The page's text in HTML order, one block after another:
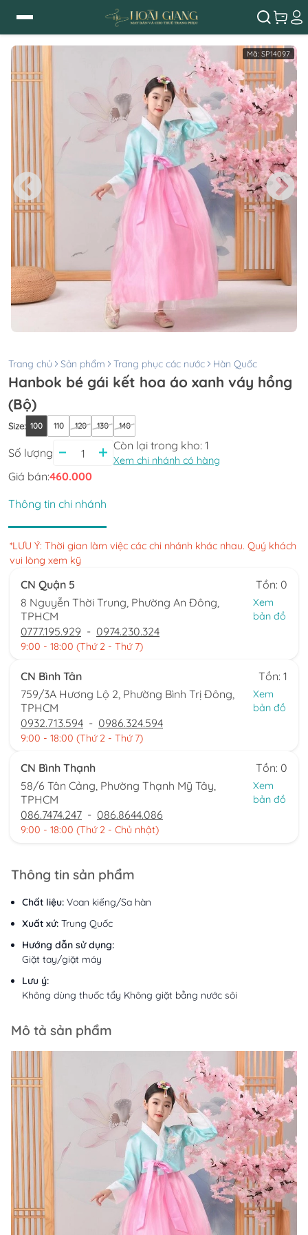
Mã: SP14097
Trang chủ Sản phẩm Trang phục các nước Hàn Quốc
Hanbok bé gái kết hoa áo xanh váy hồng
(Bộ)
Size: 100 110 120 130 140
Số lượng
Còn lại trong kho: 1
Xem chi nhánh có hàng
Giá bán:460.000
Thông tin chi nhánh
*LƯU Ý: Thời gian làm việc các chi nhánh khác nhau. Quý khách
vui lòng xem kỹ
CN Quận 5
Tồn: 0
8 Nguyễn Thời Trung, Phường An Đông,
TPHCM
Xem
bản đồ
0777.195.929 - 0974.230.324
9:00 - 18:00 (Thứ 2 - Thứ 7)
CN Bình Tân
Tồn: 1
759/3A Hương Lộ 2, Phường Bình Trị Đông,
TPHCM
Xem
bản đồ
0932.713.594 - 0986.324.594
9:00 - 18:00 (Thứ 2 - Thứ 7)
CN Bình Thạnh
Tồn: 0
58/6 Tân Cảng, Phường Thạnh Mỹ Tây,
TPHCM
Xem
bản đồ
086.7474.247 - 086.8644.086
9:00 - 18:00 (Thứ 2 - Chủ nhật)
Thông tin sản phẩm
Chất liệu: Voan kiếng/Sa hàn
Xuất xứ: Trung Quốc
Hướng dẫn sử dụng:
Giặt tay/giặt máy
Lưu ý:
Không dùng thuốc tẩy Không giặt bằng nước sôi
Mô tả sản phẩm